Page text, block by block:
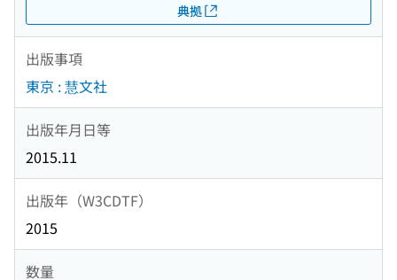
典拠
出版事項
東京 : 慧文社
出版年月日等
2015.11
出版年（W3CDTF）
2015
数量